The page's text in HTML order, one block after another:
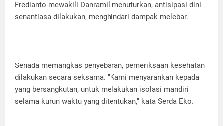
Fredianto mewakili Danramil menuturkan, antisipasi dini
senantiasa dilakukan, menghindari dampak melebar.
Senada memangkas penyebaran, pemeriksaan kesehatan
dilakukan secara seksama. "Kami menyarankan kepada
yang bersangkutan, untuk melakukan isolasi mandiri
selama kurun waktu yang ditentukan," kata Serda Eko.